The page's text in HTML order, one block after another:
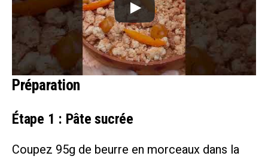
Préparation
Étape 1 : Pâte sucrée
Coupez 95g de beurre en morceaux dans la